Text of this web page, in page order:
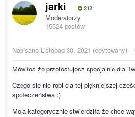
jarki 212
Moderatorzy
15524 postów
Napisano Listopad 30, 2021 (edytowany) ·
Mówiłeś że przetestujesz specjalnie dla
Czego się nie robi dla tej piękniejszej
społeczeństwa :)
Moja kategorycznie stwierdziła że chce